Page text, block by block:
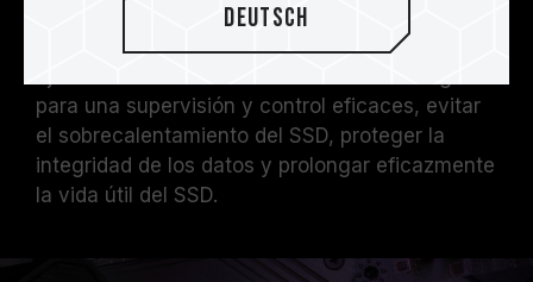
térmicas inteligentes se incorporan con
sensores de temperatura internos, con el fin de
para una supervisión y control eficaces, evitar
el sobrecalentamiento del SSD, proteger la
integridad de los datos y prolongar eficazmente
la vida útil del SSD.
Deutsch